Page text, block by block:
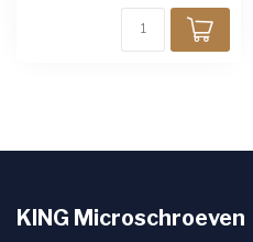
KING Microschroeven